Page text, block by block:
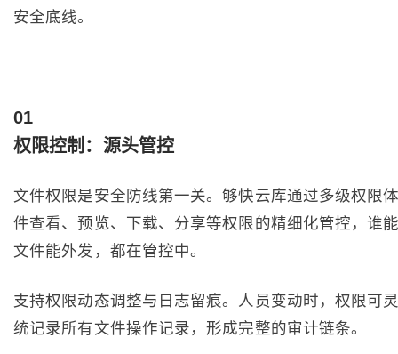
安全底线。
01
权限控制：源头管控
文件权限是安全防线第一关。够快云库通过多级权限
件查看、预览、下载、分享等权限的精细化管控，谁
文件能外发，都在管控中。
支持权限动态调整与日志留痕。人员变动时，权限可
统记录所有文件操作记录，形成完整的审计链条。